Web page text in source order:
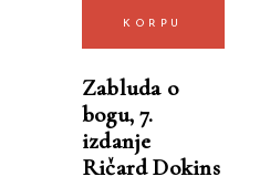
KORPU
Zabluda o
bogu, 7.
izdanje
Ričard Dokins